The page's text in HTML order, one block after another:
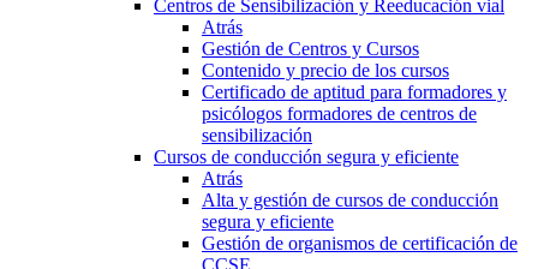
Centros de Sensibilización y Reeducación vial
Atrás
Gestión de Centros y Cursos
Contenido y precio de los cursos
Certificado de aptitud para formadores y
psicólogos formadores de centros de
sensibilización
Cursos de conducción segura y eficiente
Atrás
Alta y gestión de cursos de conducción
segura y eficiente
Gestión de organismos de certificación de